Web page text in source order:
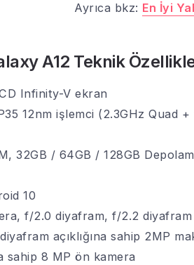
Ayrıca bkz: En İyi
A12 Teknik
Infinity-V ekran
12nm işlemci (2.3GHz Quad
32GB / 64GB / 128GB
10
f/2.0 diyafram, f/2.2 diyafram
açıklığına sahip 2MP
sahip 8 MP ön kamera